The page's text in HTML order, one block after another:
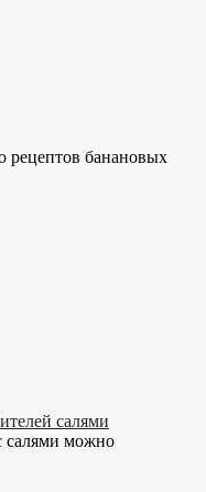
рецептов банановых
салями
салями можно